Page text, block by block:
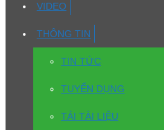
VIDEO
THÔNG TIN
TIN TỨC
TUYỂN DỤNG
TẢI TÀI LIỆU